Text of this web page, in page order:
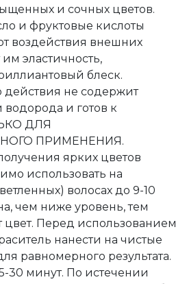
и сочных цветов.
и фруктовые кислоты
воздействия внешних
эластичность,
блеск.
действия не содержит
и готов к
ДЛЯ
ПРИМЕНЕНИЯ.
ярких цветов
использовать на
волосах до 9-10
чем ниже уровень, тем
Перед использованием
нанести на чистые
равномерного результата.
30 минут. По истечении